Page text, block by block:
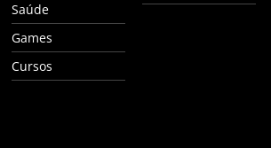
Saúde
Games
Cursos